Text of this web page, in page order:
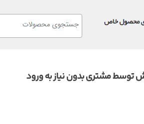
توسط مشتری بدون نیاز به ورود